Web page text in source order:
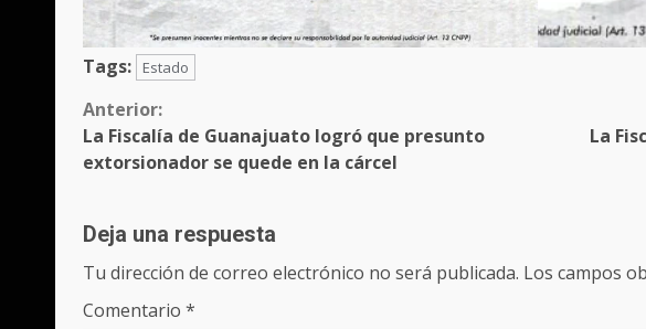
Tags: Estado
Sigue
leyendo
Anterior:
La Fiscalía de Guanajuato logró que presunto
extorsionador se quede en la cárcel
La
Deja una respuesta
Tu dirección de correo electrónico no será publicada. Los campos
Comentario *